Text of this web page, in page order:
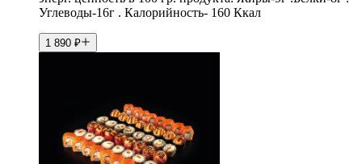
Углеводы-16г . Калорийность- 160 Ккал
1 890 ₽